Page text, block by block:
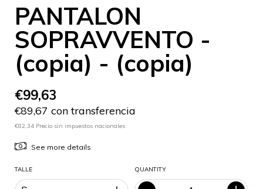
PANTALON
SOPRAVVENTO -
(copia) - (copia)
€99,63
€89,67 con transferencia
€82,34 Precio sin impuestos nacionales
See more details
TALLE QUANTITY